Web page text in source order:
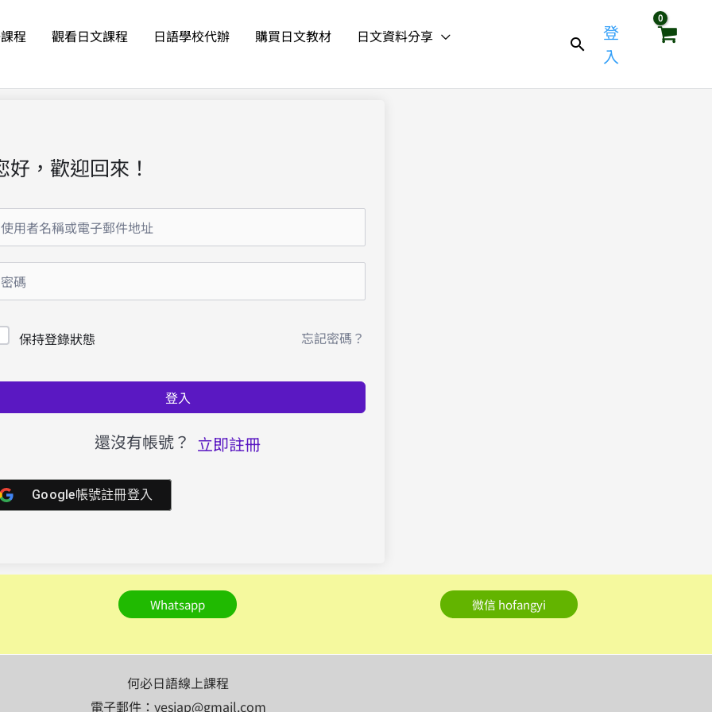
程 觀看日文課程 日語學校代辦 購買日文教材
日文資料分享
登
入
好，歡迎回來！
保持登錄狀態 忘記密碼？
登入
還沒有帳號？ 立即註冊
Google帳號註冊登入
Whatsapp 微信 hofangyi
何必日語線上課程
電子郵件：yesjap@gmail.com